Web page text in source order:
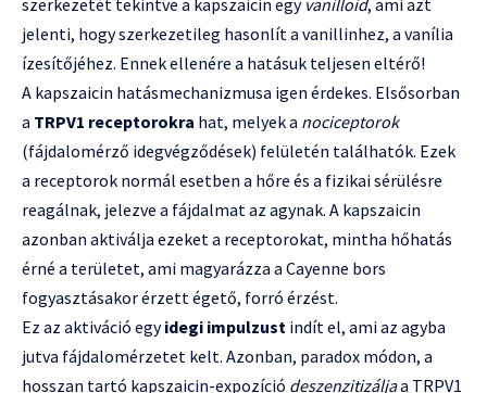
szerkezetét tekintve a kapszaicin egy vanilloid, ami azt
jelenti, hogy szerkezetileg hasonlít a vanillinhez, a vanília
ízesítőjéhez. Ennek ellenére a hatásuk teljesen eltérő!
A kapszaicin hatásmechanizmusa igen érdekes. Elsősorban
a TRPV1 receptorokra hat, melyek a nociceptorok
(fájdalomérző idegvégződések) felületén találhatók. Ezek
a receptorok normál esetben a hőre és a fizikai sérülésre
reagálnak, jelezve a fájdalmat az agynak. A kapszaicin
azonban aktiválja ezeket a receptorokat, mintha hőhatás
érné a területet, ami magyarázza a Cayenne bors
fogyasztásakor érzett égető, forró érzést.
Ez az aktiváció egyidegi impulzust indít el, ami az agyba
jutva fájdalomérzetet kelt. Azonban, paradox módon, a
hosszan tartó kapszaicin-expozíció deszenzitizáljaa TRPV1